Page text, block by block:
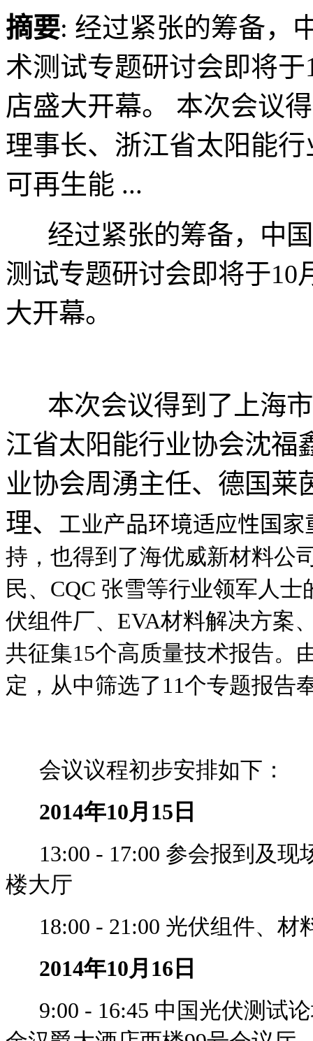
摘要: 经过紧张的筹备，
术测试专题研讨会即将
店盛大开幕。 本次会议
理事长、浙江省太阳能
可再生能 ...
经过紧张的筹备，中国
测试专题研讨会即将于10
大开幕。
本次会议得到了上海市
江省太阳能行业协会沈福
业协会周湧主任、德国莱
理、
工业产品环境适应性国家
持，也得到了海优威新材料公
民、CQC 张雪等行业领军人
伏组件厂、EVA材料解决方案
共征集15个高质量技术报告。
定，从中筛选了11个专题报告
会议议程初步安排如下：
2014年10月15日
13:00 - 17:00 参会报到及现
楼大厅
18:00 - 21:00 光伏组件、材
2014年10月16日
9:00 - 16:45 中国光伏测试